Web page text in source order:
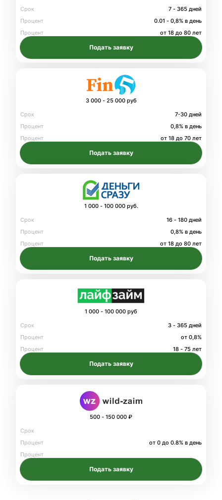
Срок
7 - 365 дней
Процент
0.01 - 0,8% в день
Процент
от 18 до 80 лет
Подать заявку
3 000 - 25 000 руб
Срок
7-30 дней
Процент
0,8% в день
Процент
от 18 до 70 лет
Подать заявку
1 000 - 100 000 руб.
Срок
16 - 180 дней
Процент
0,8% в день
Процент
от 18 до 80 лет
Подать заявку
1 000 - 100 000 руб
Срок
3 - 365 дней
Процент
от 0,8%
Процент
18 - 75 лет
Подать заявку
500 - 150 000 ₽
Срок
Процент
от 0 до 0.8% в день
Процент
Подать заявку